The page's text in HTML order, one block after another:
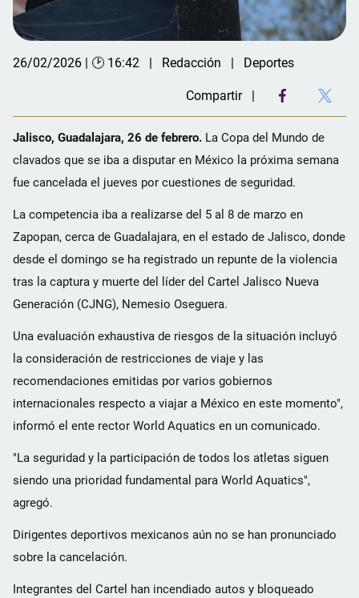
26/02/2026 | 🕑 16:42 Redacción Deportes
Compartir
Jalisco, Guadalajara, 26 de febrero. La Copa del Mundo de
clavados que se iba a disputar en México la próxima semana
fue cancelada el jueves por cuestiones de seguridad.
La competencia iba a realizarse del 5 al 8 de marzo en
Zapopan, cerca de Guadalajara, en el estado de Jalisco, donde
desde el domingo se ha registrado un repunte de la violencia
tras la captura y muerte del líder del Cartel Jalisco Nueva
Generación (CJNG), Nemesio Oseguera.
Una evaluación exhaustiva de riesgos de la situación incluyó
la consideración de restricciones de viaje y las
recomendaciones emitidas por varios gobiernos
internacionales respecto a viajar a México en este momento",
informó el ente rector World Aquatics en un comunicado.
"La seguridad y la participación de todos los atletas siguen
siendo una prioridad fundamental para World Aquatics",
agregó.
Dirigentes deportivos mexicanos aún no se han pronunciado
sobre la cancelación.
Integrantes del Cartel han incendiado autos y bloqueado